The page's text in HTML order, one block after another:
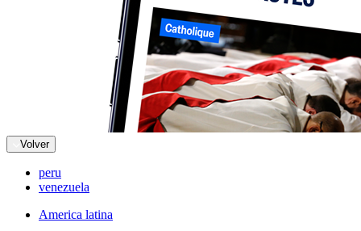
Volver
peru
venezuela
America latina